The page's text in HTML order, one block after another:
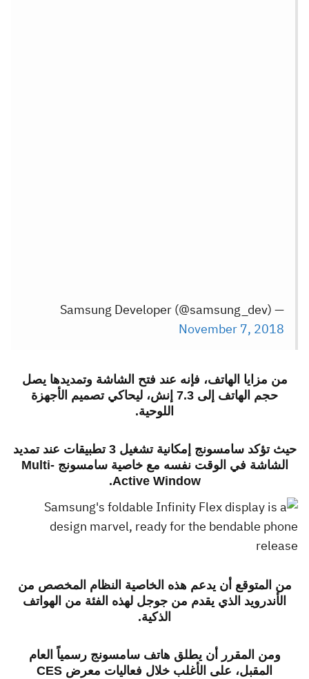
— Samsung Developer (@samsung_dev)
November 7, 2018
من مزايا الهاتف، فإنه عند فتح الشاشة وتمديدها يصل
حجم الهاتف إلى 7.3 إنش، ليحاكي تصميم الأجهزة
اللوحية.
حيث تؤكد سامسونج إمكانية تشغيل 3 تطبيقات عند تمديد
الشاشة في الوقت نفسه مع خاصية سامسونج Multi-
Active Window.
من المتوقع أن يدعم هذه الخاصية النظام المخصص من
الأندرويد الذي يقدم من جوجل لهذه الفئة من الهواتف
الذكية.
ومن المقرر أن يطلق هاتف سامسونج رسمياً العام
المقبل، على الأغلب خلال فعاليات معرض CES